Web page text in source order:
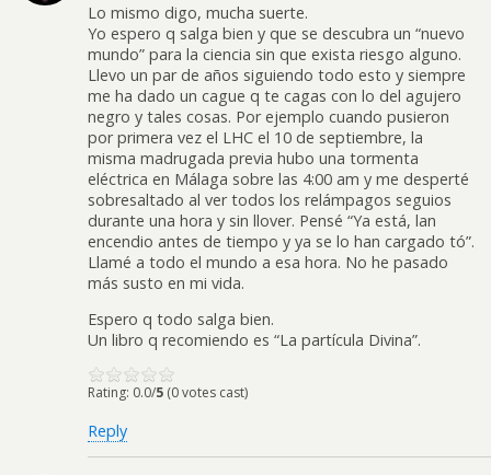
Lo mismo digo, mucha suerte.
Yo espero q salga bien y que se descubra un “nuevo
mundo” para la ciencia sin que exista riesgo alguno.
Llevo un par de años siguiendo todo esto y siempre
me ha dado un cague q te cagas con lo del agujero
negro y tales cosas. Por ejemplo cuando pusieron
por primera vez el LHC el 10 de septiembre, la
misma madrugada previa hubo una tormenta
eléctrica en Málaga sobre las 4:00 am y me desperté
sobresaltado al ver todos los relámpagos seguios
durante una hora y sin llover. Pensé “Ya está, lan
encendio antes de tiempo y ya se lo han cargado tó”.
Llamé a todo el mundo a esa hora. No he pasado
más susto en mi vida.
Espero q todo salga bien.
Un libro q recomiendo es “La partícula Divina”.
Rating: 0.0/5 (0 votes cast)
Reply